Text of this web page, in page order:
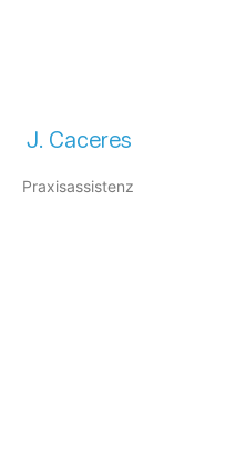
J. Caceres
Praxisassistenz